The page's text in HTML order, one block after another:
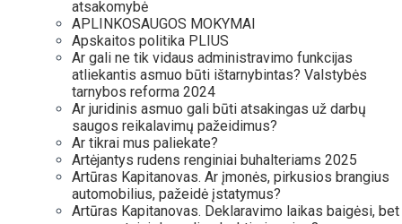
atsakomybė
APLINKOSAUGOS MOKYMAI
Apskaitos politika PLIUS
Ar gali ne tik vidaus administravimo funkcijas
atliekantis asmuo būti ištarnybintas? Valstybės
tarnybos reforma 2024
Ar juridinis asmuo gali būti atsakingas už darbų
saugos reikalavimų pažeidimus?
Ar tikrai mus paliekate?
Artėjantys rudens renginiai buhalteriams 2025
Artūras Kapitanovas. Ar įmonės, pirkusios brangius
automobilius, pažeidė įstatymus?
Artūras Kapitanovas. Deklaravimo laikas baigėsi, bet